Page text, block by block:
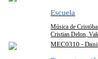
Escuela
Música de
Cristian Delon,
MEC0310 -